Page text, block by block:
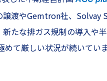
渡やGemtron社、Solvay
たな排ガス規制の導入や
めて厳しい状況が続いてい